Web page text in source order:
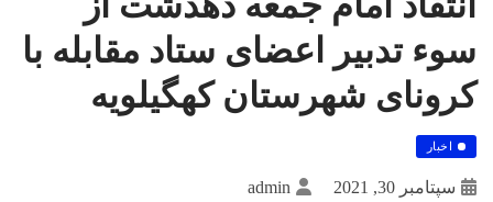
سوء تدبیر اعضای ستاد مقابله با
کرونای شهرستان کهگیلویه
اخبار
سپتامبر 30, 2021 admin